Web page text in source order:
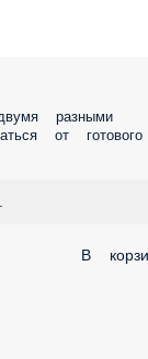
разными
от готового
В